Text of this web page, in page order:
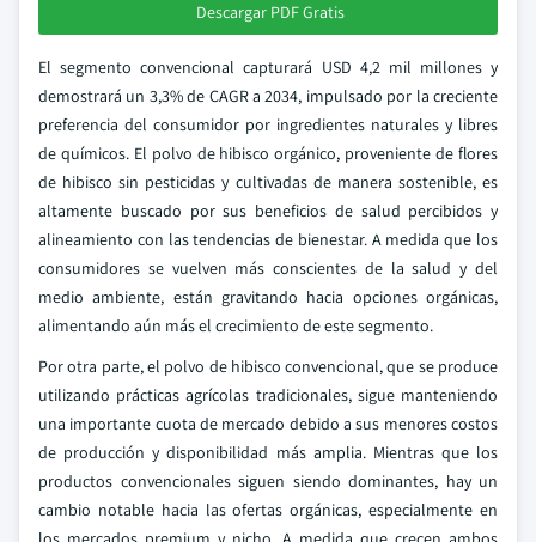
Descargar PDF Gratis
El segmento convencional capturará USD 4,2 mil millones y
demostrará un 3,3% de CAGR a 2034, impulsado por la creciente
preferencia del consumidor por ingredientes naturales y libres
de químicos. El polvo de hibisco orgánico, proveniente de flores
de hibisco sin pesticidas y cultivadas de manera sostenible, es
altamente buscado por sus beneficios de salud percibidos y
alineamiento con las tendencias de bienestar. A medida que los
consumidores se vuelven más conscientes de la salud y del
medio ambiente, están gravitando hacia opciones orgánicas,
alimentando aún más el crecimiento de este segmento.
Por otra parte, el polvo de hibisco convencional, que se produce
utilizando prácticas agrícolas tradicionales, sigue manteniendo
una importante cuota de mercado debido a sus menores costos
de producción y disponibilidad más amplia. Mientras que los
productos convencionales siguen siendo dominantes, hay un
cambio notable hacia las ofertas orgánicas, especialmente en